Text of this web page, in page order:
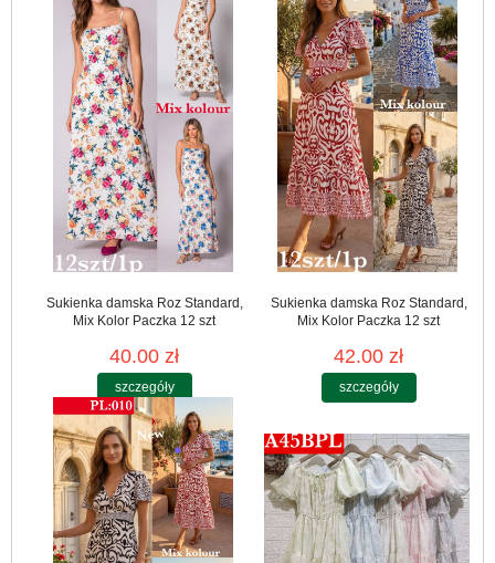
Sukienka damska Roz Standard,
Mix Kolor Paczka 12 szt
40.00 zł
szczegóły
Sukienka damska Roz Standard,
Mix Kolor Paczka 12 szt
42.00 zł
szczegóły